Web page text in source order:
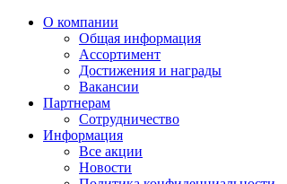
О компании
Общая информация
Ассортимент
Достижения и награды
Вакансии
Партнерам
Сотрудничество
Информация
Все акции
Новости